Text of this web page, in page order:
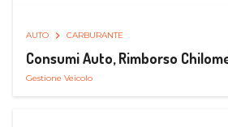
AUTO CARBURANTE
Consumi Auto, Rimborso
Gestione Veicolo